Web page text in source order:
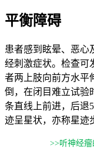
平衡障碍
患者感到眩晕、恶心
经刺激症状。检查可
者两上肢向前方水平
倒，在闭目难立试验
条直线上前进，后退
迹呈星状，亦称星迹
>>听神经瘤